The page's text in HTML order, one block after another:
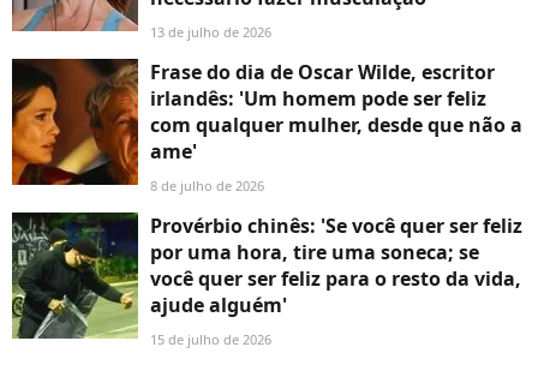
13 de julho de 2026
Frase do dia de Oscar Wilde, escritor
irlandês: 'Um homem pode ser feliz
com qualquer mulher, desde que não a
ame'
8 de julho de 2026
Provérbio chinês: 'Se você quer ser feliz
por uma hora, tire uma soneca; se
você quer ser feliz para o resto da vida,
ajude alguém'
15 de julho de 2026